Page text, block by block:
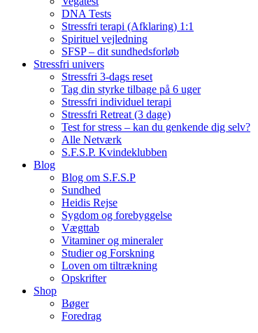
DNA Tests
Stressfri terapi (Afklaring) 1:1
Spirituel vejledning
SFSP – dit sundhedsforløb
Stressfri univers
Stressfri 3-dags reset
Tag din styrke tilbage på 6 uger
Stressfri individuel terapi
Stressfri Retreat (3 dage)
Test for stress – kan du genkende dig selv?
Alle Netværk
S.F.S.P. Kvindeklubben
Blog
Blog om S.F.S.P
Sundhed
Heidis Rejse
Sygdom og forebyggelse
Vægttab
Vitaminer og mineraler
Studier og Forskning
Loven om tiltrækning
Opskrifter
Shop
Bøger
Foredrag